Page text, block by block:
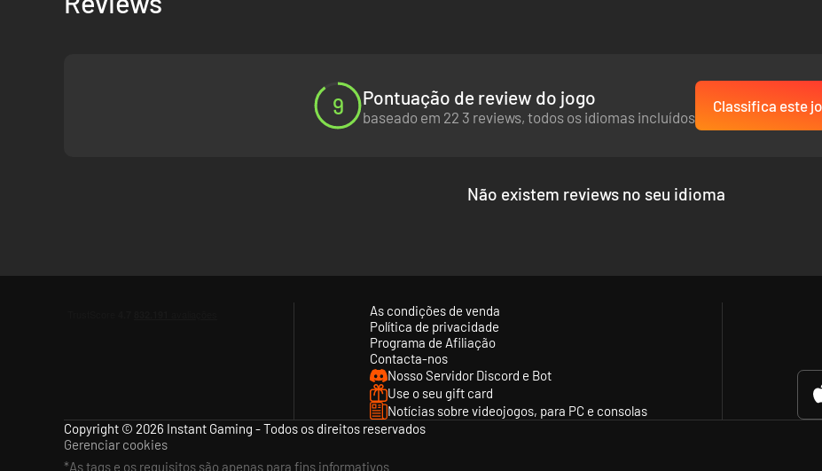
9 Pontuação de review do jogo
baseado em 22 3 reviews, todos os idiomas incluídos
Classifica este
Não existem reviews no seu idioma
As condições de venda
Política de privacidade
Programa de Afiliação
Contacta-nos
Nosso Servidor Discord e Bot
Use o seu gift card
Notícias sobre videojogos, para PC e consolas
Copyright © 2026 Instant Gaming - Todos os direitos reservados
Gerenciar cookies
*As tags e os requisitos são apenas para fins informativos